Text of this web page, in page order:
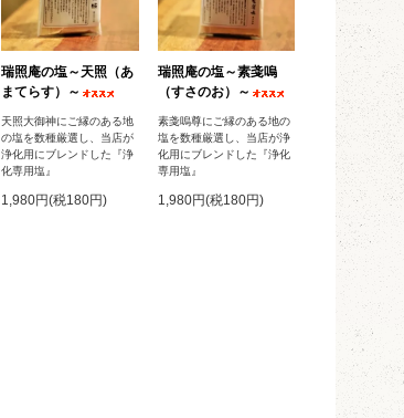
瑞照庵の塩～天照（あ
まてらす）～
天照大御神にご縁のある地
の塩を数種厳選し、当店が
浄化用にブレンドした『浄
化専用塩』
1,980円(税180円)
瑞照庵の塩～素戔嗚
（すさのお）～
素戔嗚尊にご縁のある地の
塩を数種厳選し、当店が浄
化用にブレンドした『浄化
専用塩』
1,980円(税180円)